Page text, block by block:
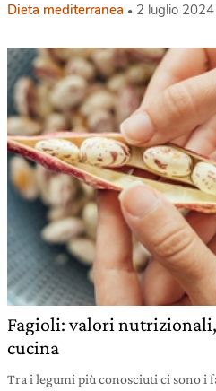
Dieta mediterranea 2 luglio 2024
Fagioli: valori
cucina
Tra i legumi più conosciuti ci sono i